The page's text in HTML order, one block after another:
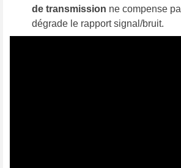
de transmission ne compense
dégrade le rapport signal/bruit.